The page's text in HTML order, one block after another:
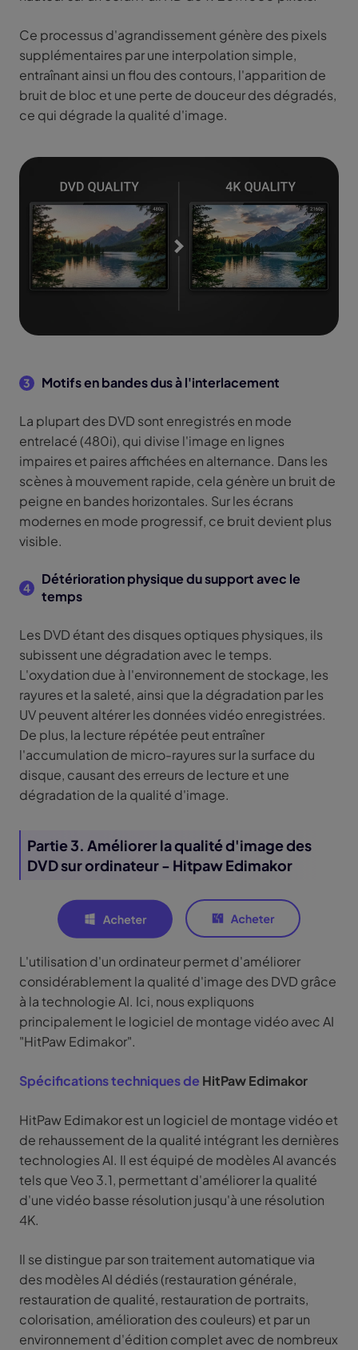
Ce processus d'agrandissement génère des pixels
supplémentaires par une interpolation simple,
entraînant ainsi un flou des contours, l'apparition de
bruit de bloc et une perte de douceur des dégradés,
ce qui dégrade la qualité d'image.
3 Motifs en bandes dus à l'interlacement
La plupart des DVD sont enregistrés en mode
entrelacé (480i), qui divise l'image en lignes
impaires et paires affichées en alternance. Dans les
scènes à mouvement rapide, cela génère un bruit de
peigne en bandes horizontales. Sur les écrans
modernes en mode progressif, ce bruit devient plus
visible.
4
Détérioration physique du support avec le
temps
Les DVD étant des disques optiques physiques, ils
subissent une dégradation avec le temps.
L'oxydation due à l'environnement de stockage, les
rayures et la saleté, ainsi que la dégradation par les
UV peuvent altérer les données vidéo enregistrées.
De plus, la lecture répétée peut entraîner
l'accumulation de micro-rayures sur la surface du
disque, causant des erreurs de lecture et une
dégradation de la qualité d'image.
Partie 3. Améliorer la qualité d'image des
DVD sur ordinateur - Hitpaw Edimakor
L'utilisation d'un ordinateur permet d'améliorer
considérablement la qualité d'image des DVD grâce
à la technologie AI. Ici, nous expliquons
principalement le logiciel de montage vidéo avec AI
"HitPaw Edimakor".
Spécifications techniques de HitPaw Edimakor
HitPaw Edimakor est un logiciel de montage vidéo et
de rehaussement de la qualité intégrant les dernières
technologies AI. Il est équipé de modèles AI avancés
tels que Veo 3.1, permettant d'améliorer la qualité
d'une vidéo basse résolution jusqu'à une résolution
4K.
Il se distingue par son traitement automatique via
des modèles AI dédiés (restauration générale,
restauration de qualité, restauration de portraits,
colorisation, amélioration des couleurs) et par un
environnement d'édition complet avec de nombreux